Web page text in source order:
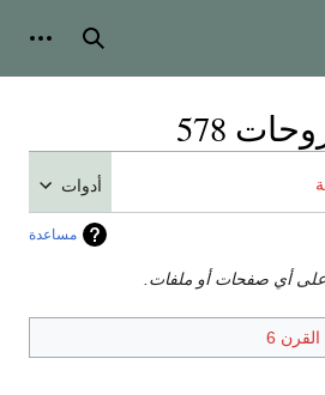
بحث
578
أدوات
مساعدة
على أي صفحات أو ملفات.
6